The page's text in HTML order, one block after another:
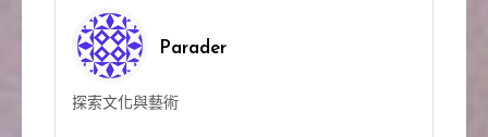
Parader
探索文化與藝術